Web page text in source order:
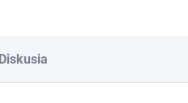
Diskusia